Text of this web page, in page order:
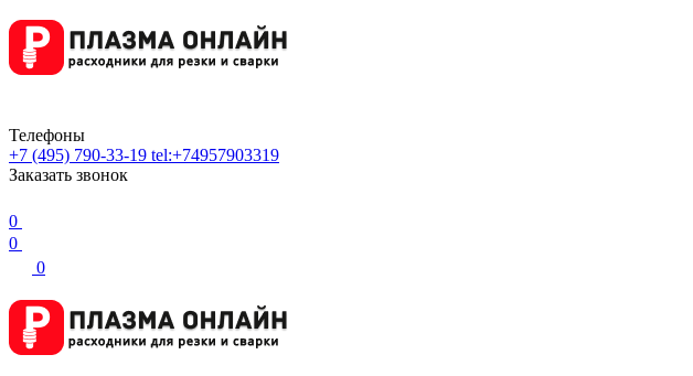
Телефоны
+7 (495) 790-33-19 tel:+74957903319
Заказать звонок
0
0
0